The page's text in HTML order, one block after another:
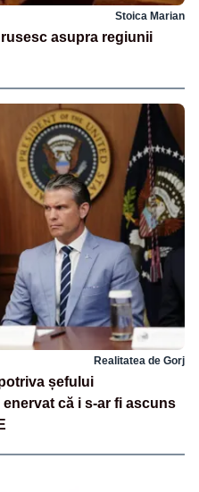
Stoica Marian
asupra regiunii
Realitatea de Gorj
șefului
că i s-ar fi ascuns